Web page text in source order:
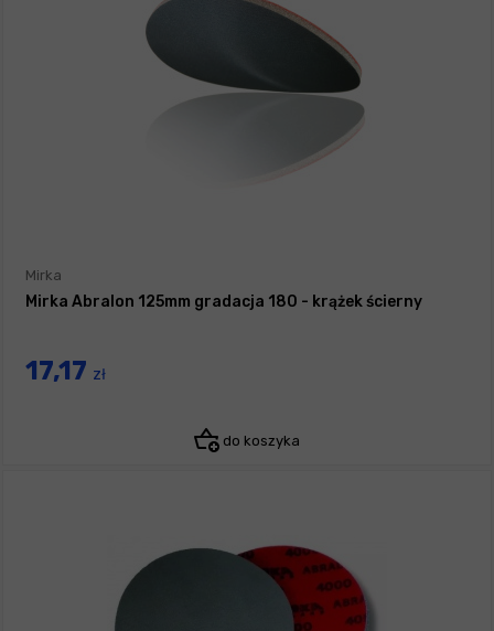
Mirka
Mirka Abralon 125mm gradacja 180 - krążek ścierny
17,17 zł
do koszyka